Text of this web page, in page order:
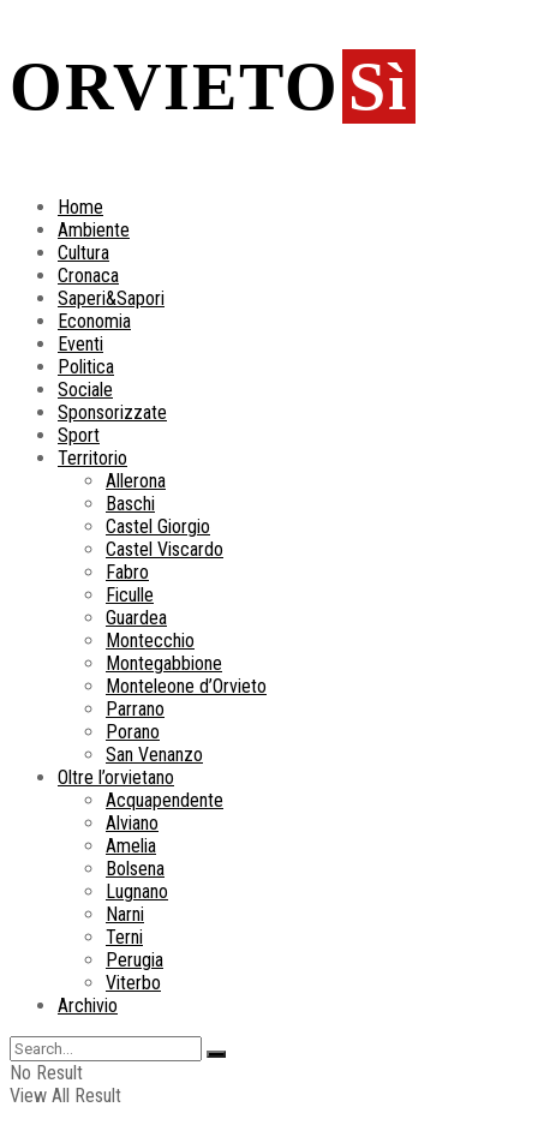
ORVIETO Sì
Home
Ambiente
Cultura
Cronaca
Saperi&Sapori
Economia
Eventi
Politica
Sociale
Sponsorizzate
Sport
Territorio
Allerona
Baschi
Castel Giorgio
Castel Viscardo
Fabro
Ficulle
Guardea
Montecchio
Montegabbione
Monteleone d’Orvieto
Parrano
Porano
San Venanzo
Oltre l’orvietano
Acquapendente
Alviano
Amelia
Bolsena
Lugnano
Narni
Terni
Perugia
Viterbo
Archivio
No Result
View All Result